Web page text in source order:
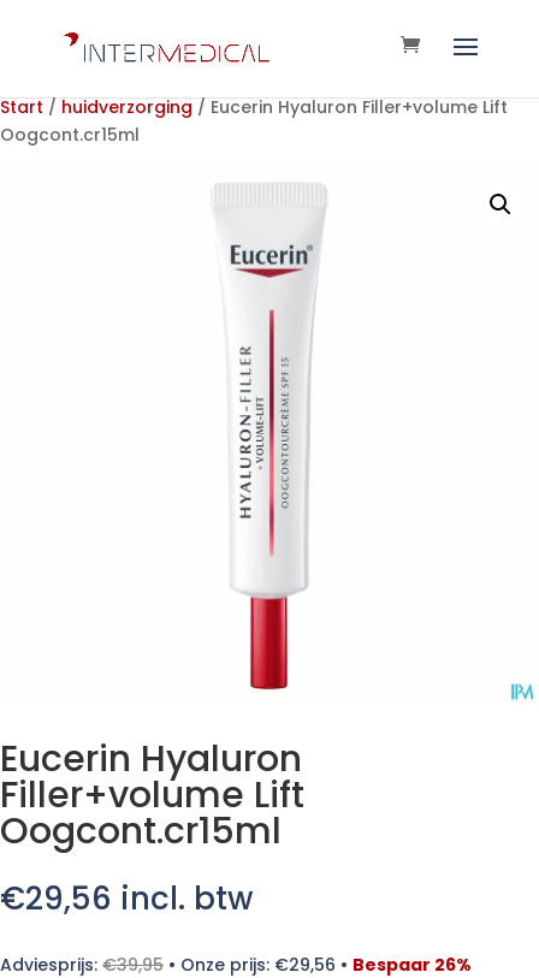
Start / huidverzorging / Eucerin Hyaluron Filler+volume Lift
Oogcont.cr15ml
Eucerin Hyaluron
Filler+volume Lift
Oogcont.cr15ml
€29,56 incl. btw
Adviesprijs: €39,95 • Onze prijs: €29,56 • Bespaar 26%